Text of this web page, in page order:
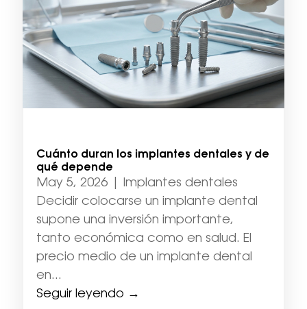
Cuánto duran los implantes dentales y de
qué depende
May 5, 2026| Implantes dentales
Decidir colocarse un implante dental
supone una inversión importante,
tanto económica como en salud. El
precio medio de un implante dental
en...
Seguir leyendo →